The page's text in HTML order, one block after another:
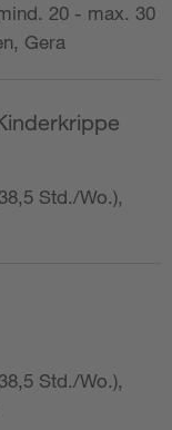
20 - max. 30
Gera
Std./Wo.),
Std./Wo.),